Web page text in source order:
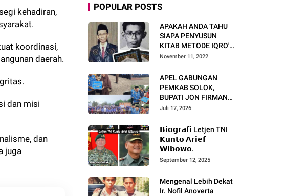
kehadiran,
koordinasi,
daerah.
dan misi
dan
juga
POPULAR POSTS
APAKAH ANDA TAHU
SIAPA PENYUSUN
KITAB METODE IQRO'?
INI BIOGRAFI KH. AS'AD
November 11, 2022
APEL GABUNGAN
PEMKAB SOLOK,
BUPATI JON FIRMAN
PANDU TEKANKAN ASN
DAN PELAYANAN
MASYARAKAT.
Juli 17, 2026
𝗕𝗶𝗼𝗴𝗿𝗮𝗳𝗶 Letjen TNI
𝗞𝘂𝗻𝘁𝗼 𝗔𝗿𝗶𝗲𝗳
𝗪𝗶𝗯𝗼𝘄𝗼.
September 12, 2025
Mengenal Lebih Dekat
Ir. Nofil Anoverta